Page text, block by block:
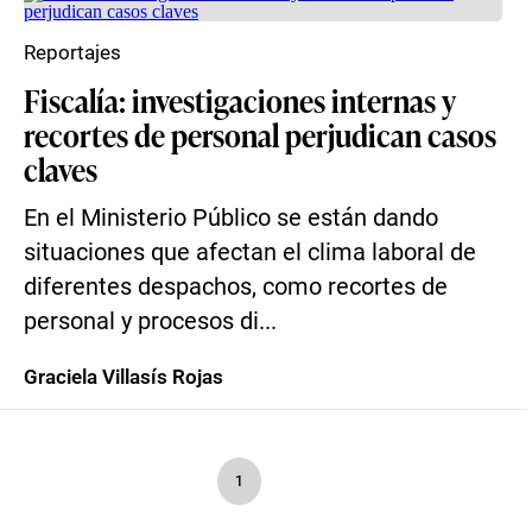
Fiscalía: investigaciones internas y
recortes de personal perjudican casos
claves
En el Ministerio Público se están dando
situaciones que afectan el clima laboral de
diferentes despachos, como recortes de
personal y procesos di...
Reportajes
Graciela Villasís Rojas
1